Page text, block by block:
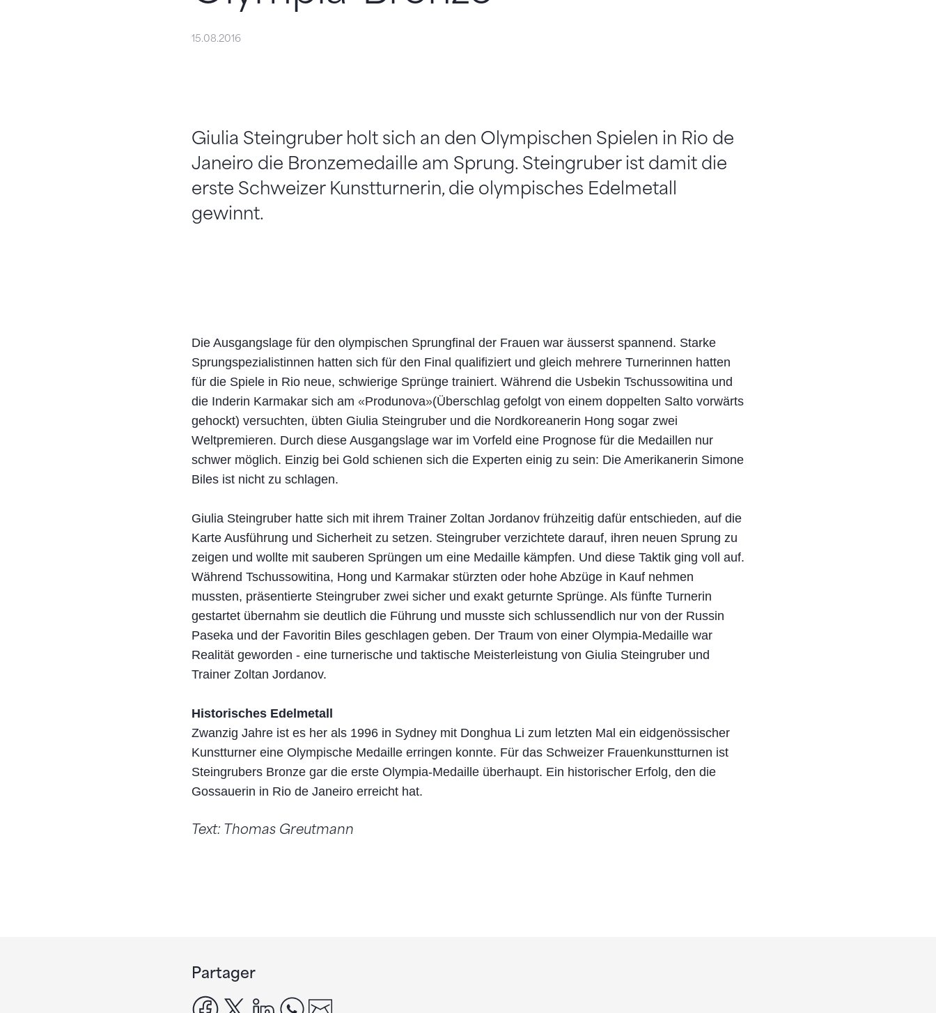
15.08.2016
Giulia Steingruber holt sich an den Olympischen Spielen in Rio de
Janeiro die Bronzemedaille am Sprung. Steingruber ist damit die
erste Schweizer Kunstturnerin, die olympisches Edelmetall
gewinnt.
Die Ausgangslage für den olympischen Sprungfinal der Frauen war äusserst spannend. Starke
Sprungspezialistinnen hatten sich für den Final qualifiziert und gleich mehrere Turnerinnen hatten
für die Spiele in Rio neue, schwierige Sprünge trainiert. Während die Usbekin Tschussowitina und
die Inderin Karmakar sich am «Produnova»(Überschlag gefolgt von einem doppelten Salto vorwärts
gehockt) versuchten, übten Giulia Steingruber und die Nordkoreanerin Hong sogar zwei
Weltpremieren. Durch diese Ausgangslage war im Vorfeld eine Prognose für die Medaillen nur
schwer möglich. Einzig bei Gold schienen sich die Experten einig zu sein: Die Amerikanerin Simone
Biles ist nicht zu schlagen.
Giulia Steingruber hatte sich mit ihrem Trainer Zoltan Jordanov frühzeitig dafür entschieden, auf die
Karte Ausführung und Sicherheit zu setzen. Steingruber verzichtete darauf, ihren neuen Sprung zu
zeigen und wollte mit sauberen Sprüngen um eine Medaille kämpfen. Und diese Taktik ging voll auf.
Während Tschussowitina, Hong und Karmakar stürzten oder hohe Abzüge in Kauf nehmen
mussten, präsentierte Steingruber zwei sicher und exakt geturnte Sprünge. Als fünfte Turnerin
gestartet übernahm sie deutlich die Führung und musste sich schlussendlich nur von der Russin
Paseka und der Favoritin Biles geschlagen geben. Der Traum von einer Olympia-Medaille war
Realität geworden - eine turnerische und taktische Meisterleistung von Giulia Steingruber und
Trainer Zoltan Jordanov.
Historisches Edelmetall
Zwanzig Jahre ist es her als 1996 in Sydney mit Donghua Li zum letzten Mal ein eidgenössischer
Kunstturner eine Olympische Medaille erringen konnte. Für das Schweizer Frauenkunstturnen ist
Steingrubers Bronze gar die erste Olympia-Medaille überhaupt. Ein historischer Erfolg, den die
Gossauerin in Rio de Janeiro erreicht hat.
Text: Thomas Greutmann
Partager
facebook
x linkedinwhatsapp